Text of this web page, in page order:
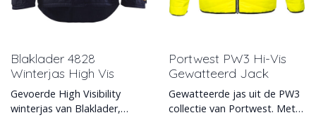
Blaklader 4828
Winterjas High Vis
Gevoerde High Visibility
winterjas van Blaklader,
Portwest PW3 Hi-Vis
Gewatteerd Jack
Gewatteerde jas uit de PW3
collectie van Portwest. Met